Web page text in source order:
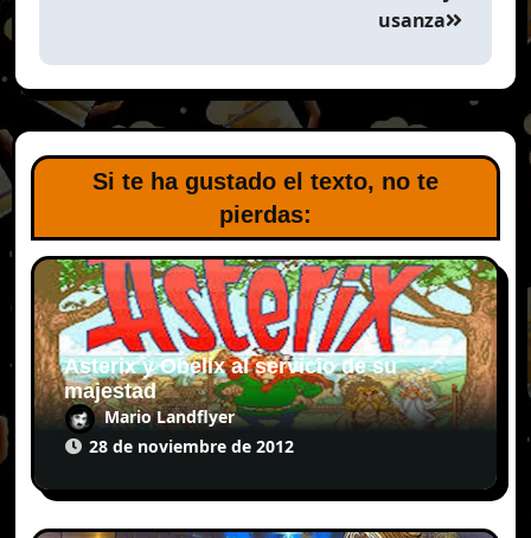
usanza
Si te ha gustado el texto, no te
pierdas:
Asterix y Obelix al servicio de su
majestad
Mario Landflyer
28 de noviembre de 2012